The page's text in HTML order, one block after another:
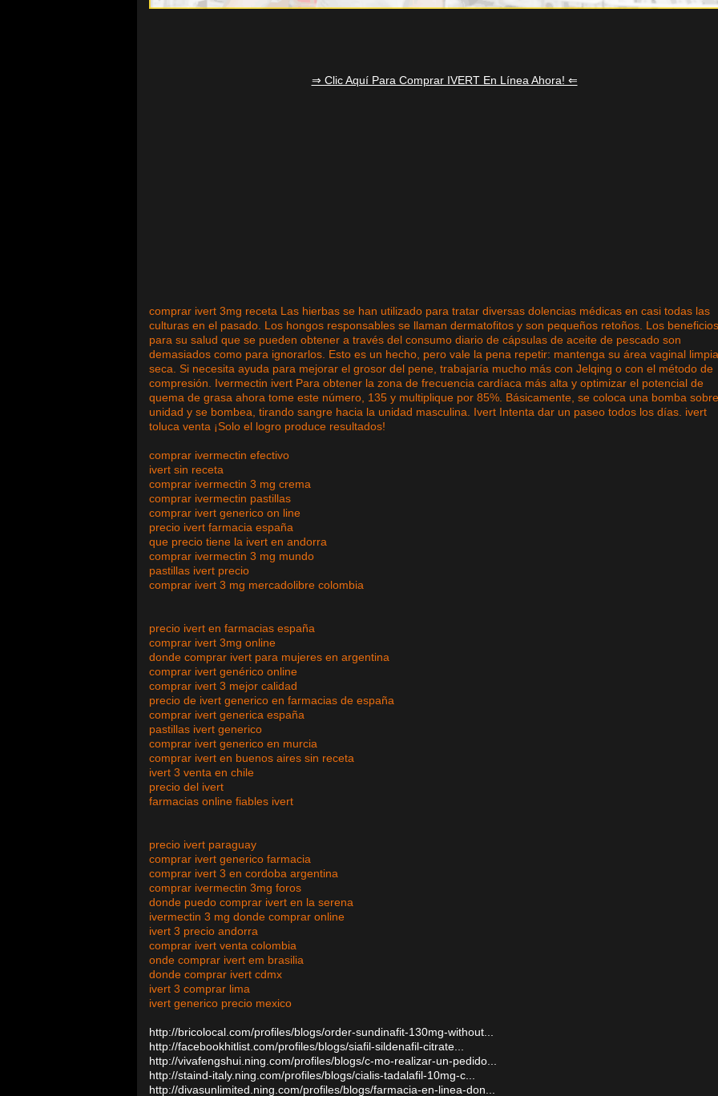
⇒ Clic Aquí Para Comprar IVERT En Línea Ahora! ⇐
comprar ivert 3mg receta Las hierbas se han utilizado para tratar diversas dolencias médicas en casi todas las
culturas en el pasado. Los hongos responsables se llaman dermatofitos y son pequeños retoños. Los beneficios
para su salud que se pueden obtener a través del consumo diario de cápsulas de aceite de pescado son
demasiados como para ignorarlos. Esto es un hecho, pero vale la pena repetir: mantenga su área vaginal
seca. Si necesita ayuda para mejorar el grosor del pene, trabajaría mucho más con Jelqing o con el método de
compresión. Ivermectin ivert Para obtener la zona de frecuencia cardíaca más alta y optimizar el potencial de
quema de grasa ahora tome este número, 135 y multiplique por 85%. Básicamente, se coloca una bomba
unidad y se bombea, tirando sangre hacia la unidad masculina. Ivert Intenta dar un paseo todos los días. ivert
toluca venta ¡Solo el logro produce resultados!
comprar ivermectin efectivo
ivert sin receta
comprar ivermectin 3 mg crema
comprar ivermectin pastillas
comprar ivert generico on line
precio ivert farmacia españa
que precio tiene la ivert en andorra
comprar ivermectin 3 mg mundo
pastillas ivert precio
comprar ivert 3 mg mercadolibre colombia
precio ivert en farmacias españa
comprar ivert 3mg online
donde comprar ivert para mujeres en argentina
comprar ivert genérico online
comprar ivert 3 mejor calidad
precio de ivert generico en farmacias de españa
comprar ivert generica españa
pastillas ivert generico
comprar ivert generico en murcia
comprar ivert en buenos aires sin receta
ivert 3 venta en chile
precio del ivert
farmacias online fiables ivert
precio ivert paraguay
comprar ivert generico farmacia
comprar ivert 3 en cordoba argentina
comprar ivermectin 3mg foros
donde puedo comprar ivert en la serena
ivermectin 3 mg donde comprar online
ivert 3 precio andorra
comprar ivert venta colombia
onde comprar ivert em brasilia
donde comprar ivert cdmx
ivert 3 comprar lima
ivert generico precio mexico
http://bricolocal.com/profiles/blogs/order-sundinafit-130mg-without...
http://facebookhitlist.com/profiles/blogs/siafil-sildenafil-citrate...
http://vivafengshui.ning.com/profiles/blogs/c-mo-realizar-un-pedido...
http://staind-italy.ning.com/profiles/blogs/cialis-tadalafil-10mg-c...
http://divasunlimited.ning.com/profiles/blogs/farmacia-en-linea-don...